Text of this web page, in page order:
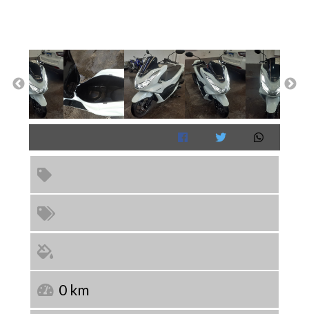
0 km